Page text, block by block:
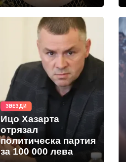
ЗВЕЗДИ
Ицо Хазарта
отрязал
политическа партия
за 100 000 лева